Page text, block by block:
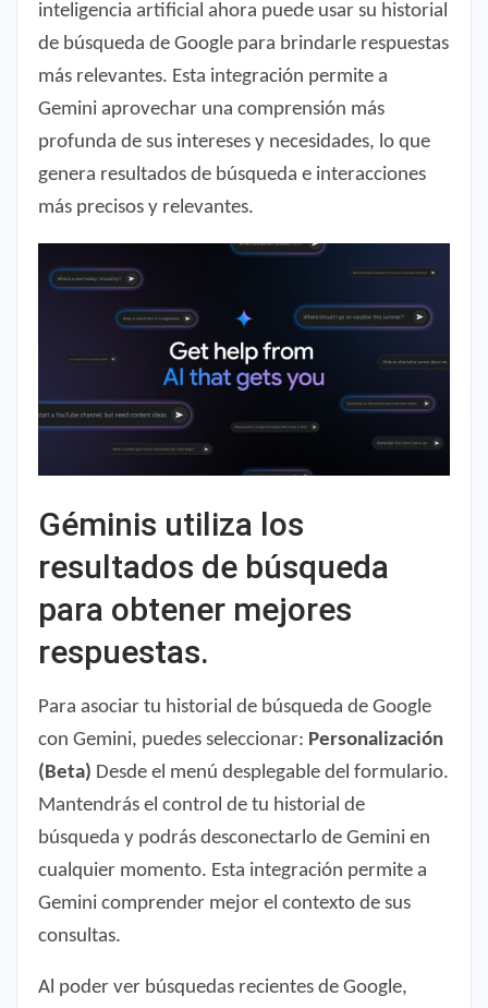
inteligencia artificial ahora puede usar su historial
de búsqueda de Google para brindarle respuestas
más relevantes. Esta integración permite a
Gemini aprovechar una comprensión más
profunda de sus intereses y necesidades, lo que
genera resultados de búsqueda e interacciones
más precisos y relevantes.
Géminis utiliza los
resultados de búsqueda
para obtener mejores
respuestas.
Para asociar tu historial de búsqueda de Google
con Gemini, puedes seleccionar: Personalización
(Beta) Desde el menú desplegable del formulario.
Mantendrás el control de tu historial de
búsqueda y podrás desconectarlo de Gemini en
cualquier momento. Esta integración permite a
Gemini comprender mejor el contexto de sus
consultas.
Al poder ver búsquedas recientes de Google,